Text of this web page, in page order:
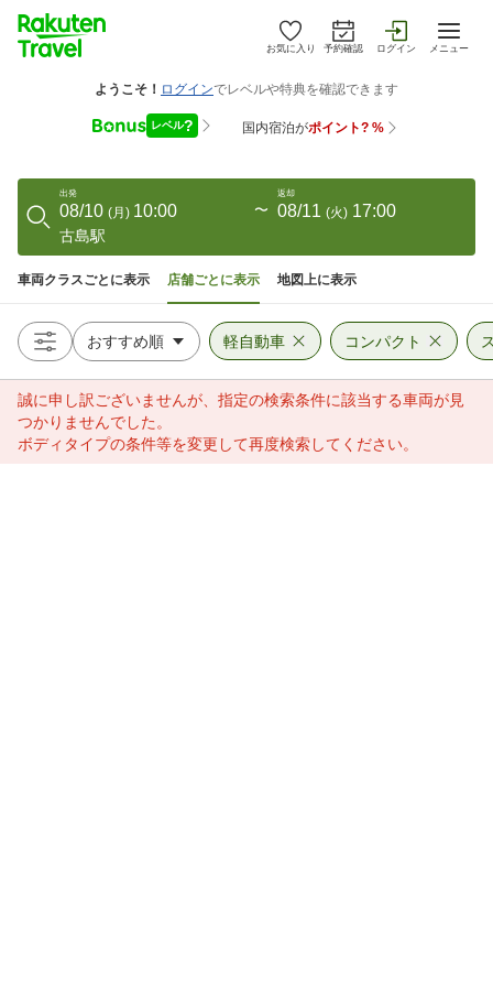
お気に入り 予約確認 ログイン メニュー
出発
08/10 (月) 10:00 〜
返却
08/11 (火) 17:00
古島駅
車両クラスごとに表示 店舗ごとに表示 地図上に表示
軽自動車 コンパクト
誠に申し訳ございませんが、指定の検索条件に該当する車両が見
つかりませんでした。
ボディタイプの条件等を変更して再度検索してください。